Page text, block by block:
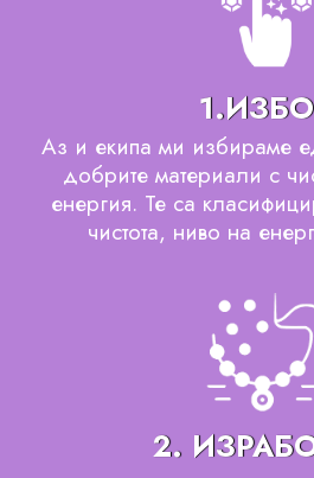
Аз и екипа ми избираме
добрите материали с
енергия. Те са
чистота, ниво на
2.